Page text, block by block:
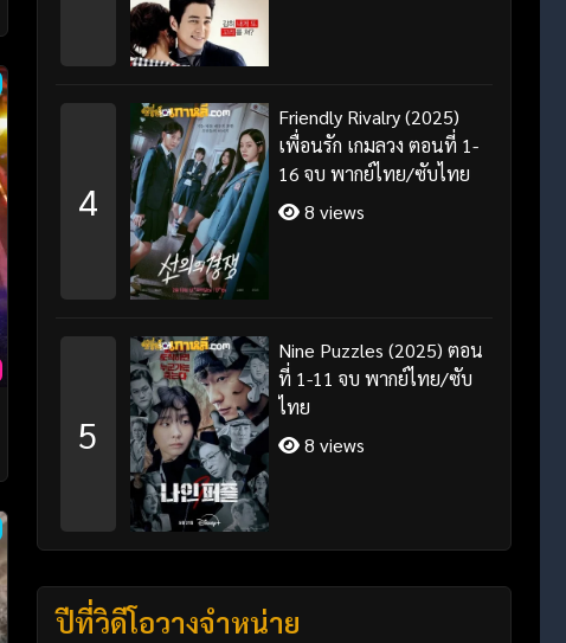
4
Friendly Rivalry (2025)
เพื่อนรัก เกมลวง ตอนที่ 1-
16 จบ พากย์ไทย/ซับไทย
8 views
5
Nine Puzzles (2025) ตอน
ที่ 1-11 จบ พากย์ไทย/ซับ
ไทย
8 views
ปีที่วิดีโอวางจำหน่าย